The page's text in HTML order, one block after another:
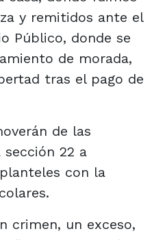
y remitidos ante el
Público, donde se
de morada,
tras el pago de
de las
22 a
con la
crimen, un exceso,